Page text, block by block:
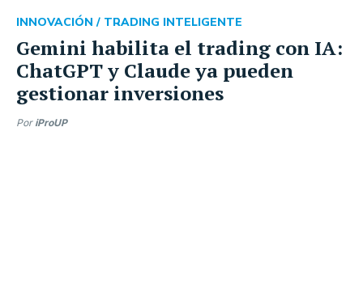
Gemini habilita el trading con IA:
ChatGPT y Claude ya pueden
gestionar inversiones
INNOVACIÓN / TRADING INTELIGENTE
Por iProUP